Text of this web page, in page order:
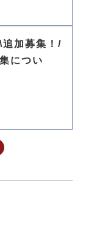
追加募集！/
につい